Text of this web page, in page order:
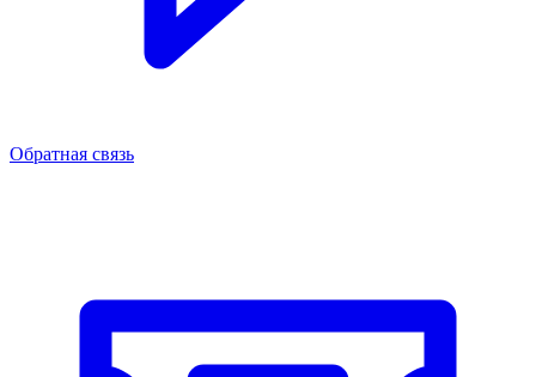
Обратная связь